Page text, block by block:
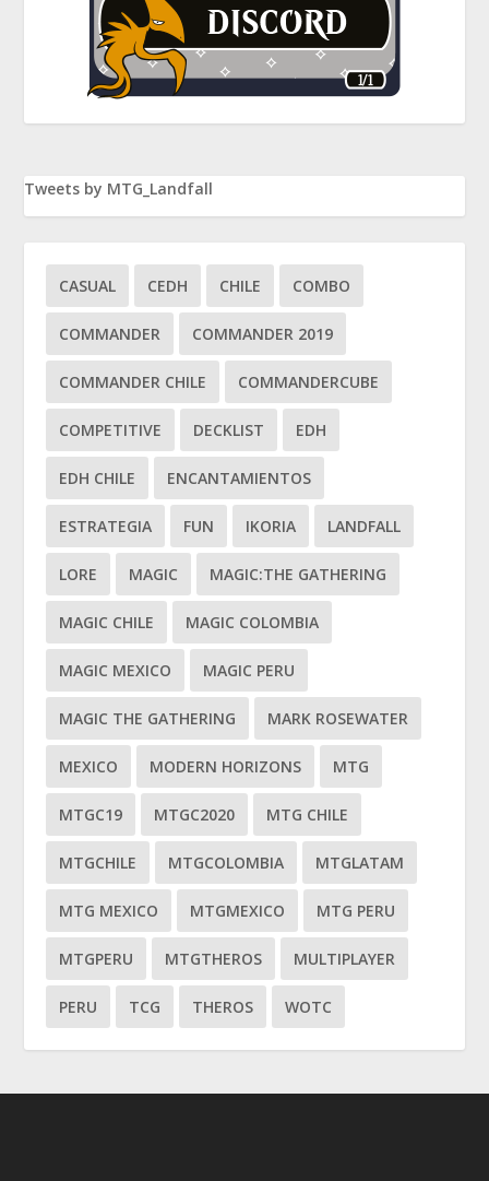
Tweets by MTG_Landfall
CASUAL CEDH CHILE COMBO
COMMANDER COMMANDER 2019
COMMANDER CHILE COMMANDERCUBE
COMPETITIVE DECKLIST EDH
EDH CHILE ENCANTAMIENTOS
ESTRATEGIA FUN IKORIA LANDFALL
LORE MAGIC MAGIC:THE GATHERING
MAGIC CHILE MAGIC COLOMBIA
MAGIC MEXICO MAGIC PERU
MAGIC THE GATHERING MARK ROSEWATER
MEXICO MODERN HORIZONS MTG
MTGC19 MTGC2020 MTG CHILE
MTGCHILE MTGCOLOMBIA MTGLATAM
MTG MEXICO MTGMEXICO MTG PERU
MTGPERU MTGTHEROS MULTIPLAYER
PERU TCG THEROS WOTC